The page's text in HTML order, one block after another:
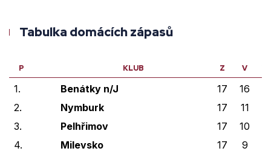
Tabulka domácích zápasů
P KLUB Z V
1. Benátky n/J 17 16
2.
Nymburk 17 11
3.
Pelhřimov 17 10
4.
Milevsko 17 9